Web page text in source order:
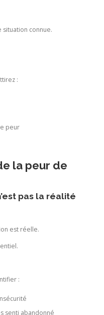
situation connue.
:
peur
la peur de
pas la réalité
est réelle.
:
senti abandonné